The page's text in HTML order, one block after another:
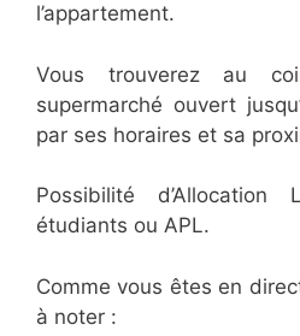
l’appartement.
Vous trouverez au
supermarché ouvert
par ses horaires et sa
Possibilité d’Allocation
étudiants ou APL.
Comme vous êtes en
à noter :